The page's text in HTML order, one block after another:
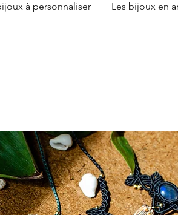
à personnaliser Les bijoux en